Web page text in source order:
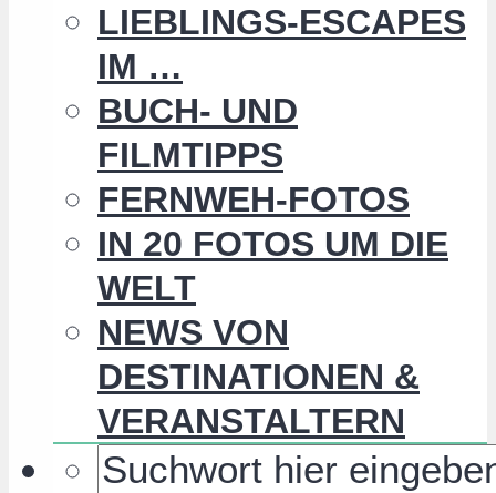
LIEBLINGS-ESCAPES
IM …
BUCH- UND
FILMTIPPS
FERNWEH-FOTOS
IN 20 FOTOS UM DIE
WELT
NEWS VON
DESTINATIONEN &
VERANSTALTERN